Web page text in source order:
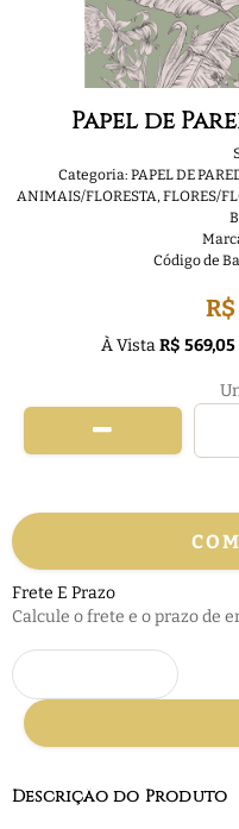
Papel de
Categoria: PAPEL DE
ANIMAIS/FLORESTA,FLORES/
Código de
À VistaR$ 569,05
Frete E Prazo
Calcule o frete e o prazo de
Descrição do Produto